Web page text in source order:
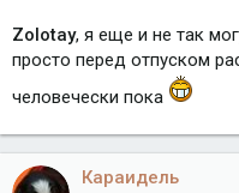
Zolotay, я еще и не так
просто перед отпуском
человечески пока
Караидель